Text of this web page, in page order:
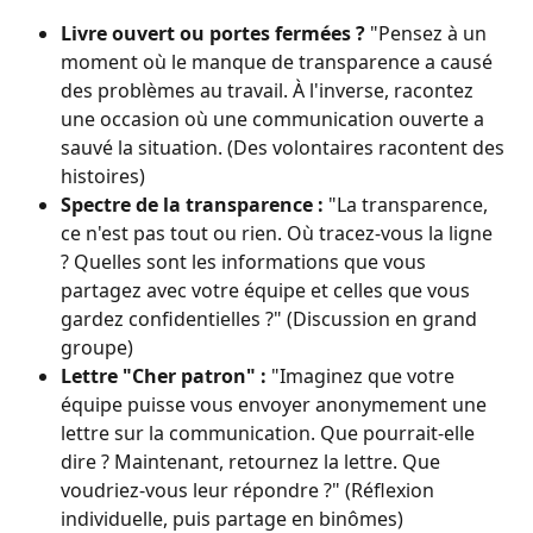
Livre ouvert ou portes fermées ? "Pensez à un
moment où le manque de transparence a causé
des problèmes au travail. À l'inverse, racontez
une occasion où une communication ouverte a
sauvé la situation. (Des volontaires racontent des
histoires)
Spectre de la transparence : "La transparence,
ce n'est pas tout ou rien. Où tracez-vous la ligne
? Quelles sont les informations que vous
partagez avec votre équipe et celles que vous
gardez confidentielles ?" (Discussion en grand
groupe)
Lettre "Cher patron" : "Imaginez que votre
équipe puisse vous envoyer anonymement une
lettre sur la communication. Que pourrait-elle
dire ? Maintenant, retournez la lettre. Que
voudriez-vous leur répondre ?" (Réflexion
individuelle, puis partage en binômes)